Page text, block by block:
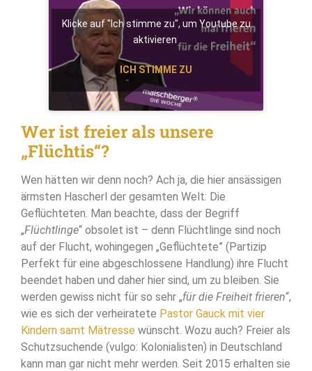
Klicke auf "Ich stimme zu", um Youtube zu
aktivieren
ICH STIMME ZU
Wer ist freier als unsere
„Flüchtis“?
Wen hätten wir denn noch? Ach ja, die hier ansässigen
ärmsten Hascherl der gesamten Welt: Die
Geflüchteten. Man beachte, dass der Begriff
„Flüchtlinge“ obsolet ist – denn Flüchtlinge sind noch
auf der Flucht, wohingegen „Geflüchtete” (Partizip
Perfekt für eine abgeschlossene Handlung) ihre Flucht
beendet haben und daher hier sind, um zu bleiben. Sie
werden gewiss nicht für so sehr „für die Freiheit frieren“,
wie es sich der verheiratete Pastor Gauck mit vier
Kindern samt Mätresse wünscht. Wozu auch? Freier als
Schutzsuchende (vulgo: Kolonialisten) in Deutschland
kann man gar nicht mehr werden. Seit 2015 erhalten sie